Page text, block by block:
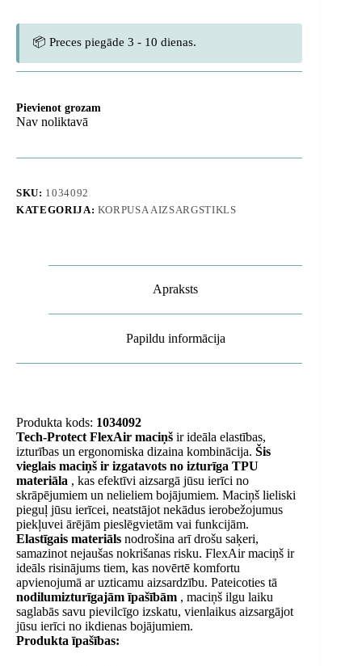
📦 Preces piegāde 3 - 10 dienas.
Pievienot grozam
Nav noliktavā
SKU: 1034092
KATEGORIJA: KORPUSA AIZSARGSTIKLS
Apraksts
Papildu informācija
Produkta kods: 1034092
Tech-Protect FlexAir maciņš ir ideāla elastības,
izturības un ergonomiska dizaina kombinācija. Šis
vieglais maciņš ir izgatavots no izturīga TPU
materiāla , kas efektīvi aizsargā jūsu ierīci no
skrāpējumiem un nelieliem bojājumiem. Maciņš lieliski
pieguļ jūsu ierīcei, neatstājot nekādus ierobežojumus
piekļuvei ārējām pieslēgvietām vai funkcijām.
Elastīgais materiāls nodrošina arī drošu saķeri,
samazinot nejaušas nokrišanas risku. FlexAir maciņš ir
ideāls risinājums tiem, kas novērtē komfortu
apvienojumā ar uzticamu aizsardzību. Pateicoties tā
nodilumizturīgajām īpašībām , maciņš ilgu laiku
saglabās savu pievilcīgo izskatu, vienlaikus aizsargājot
jūsu ierīci no ikdienas bojājumiem.
Produkta īpašības: